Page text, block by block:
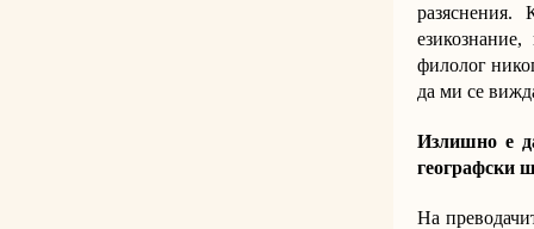
филолог
да ми се
Излишно е
географски
На